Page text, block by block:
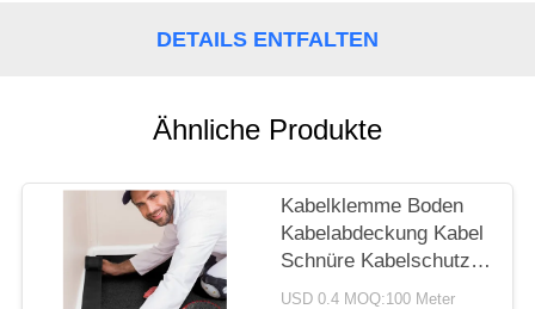
DATENSCHUTZRICHTLINIE
DETAILS ENTFALTEN
Ähnliche Produkte
Kabelklemme Boden
Kabelabdeckung Kabel
Schnüre Kabelschutz
Kabelmanagement Nur
USD 0.4 MOQ:100 Meter